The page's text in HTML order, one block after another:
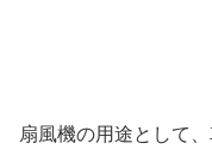
扇風機の用途として